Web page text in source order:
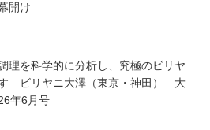
開け
理を科学的に分析し、究極のビリヤ
ビリヤニ大澤（東京・神田） 大
年6月号